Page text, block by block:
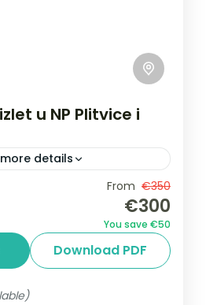
u NP Plitvice i
more details
jezera Ima 16
međusobno
i slapovima. Plitvice
i najposjećeniji hrvatski
su...
parks,Plitvice Lakes
From €350
€300
You save €50
Download PDF